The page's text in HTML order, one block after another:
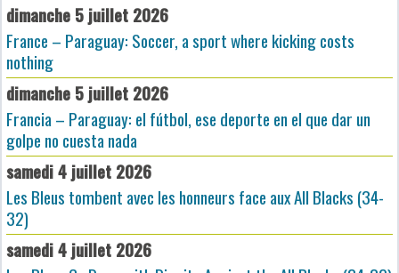
dimanche 5 juillet 2026
France – Paraguay: Soccer, a sport where kicking costs
nothing
dimanche 5 juillet 2026
Francia – Paraguay: el fútbol, ese deporte en el que dar un
golpe no cuesta nada
samedi 4 juillet 2026
Les Bleus tombent avec les honneurs face aux All Blacks (34-
32)
samedi 4 juillet 2026